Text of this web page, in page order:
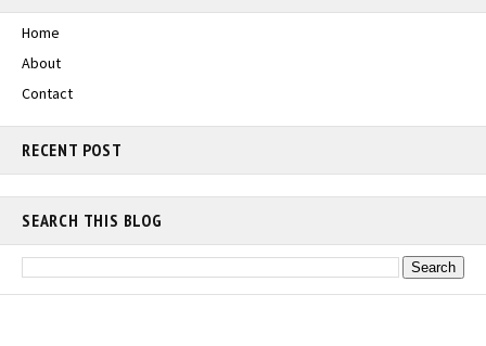
Home
About
Contact
RECENT POST
SEARCH THIS BLOG